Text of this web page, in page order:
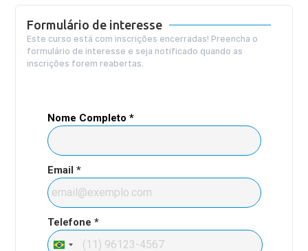
Formulário de interesse
Este curso está com inscrições encerradas! Preencha o
formulário de interesse e seja notificado quando as
inscrições forem reabertas.